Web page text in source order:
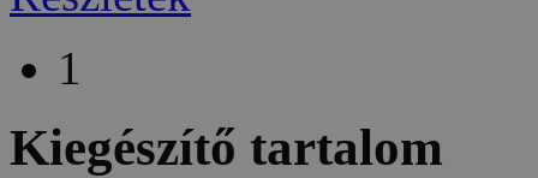
1
Kiegészítő tartalom